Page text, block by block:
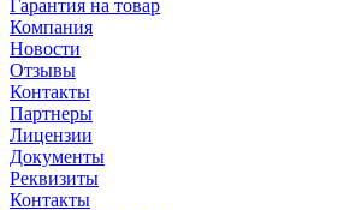
Гарантия на товар
Компания
Новости
Отзывы
Контакты
Партнеры
Лицензии
Документы
Реквизиты
Контакты